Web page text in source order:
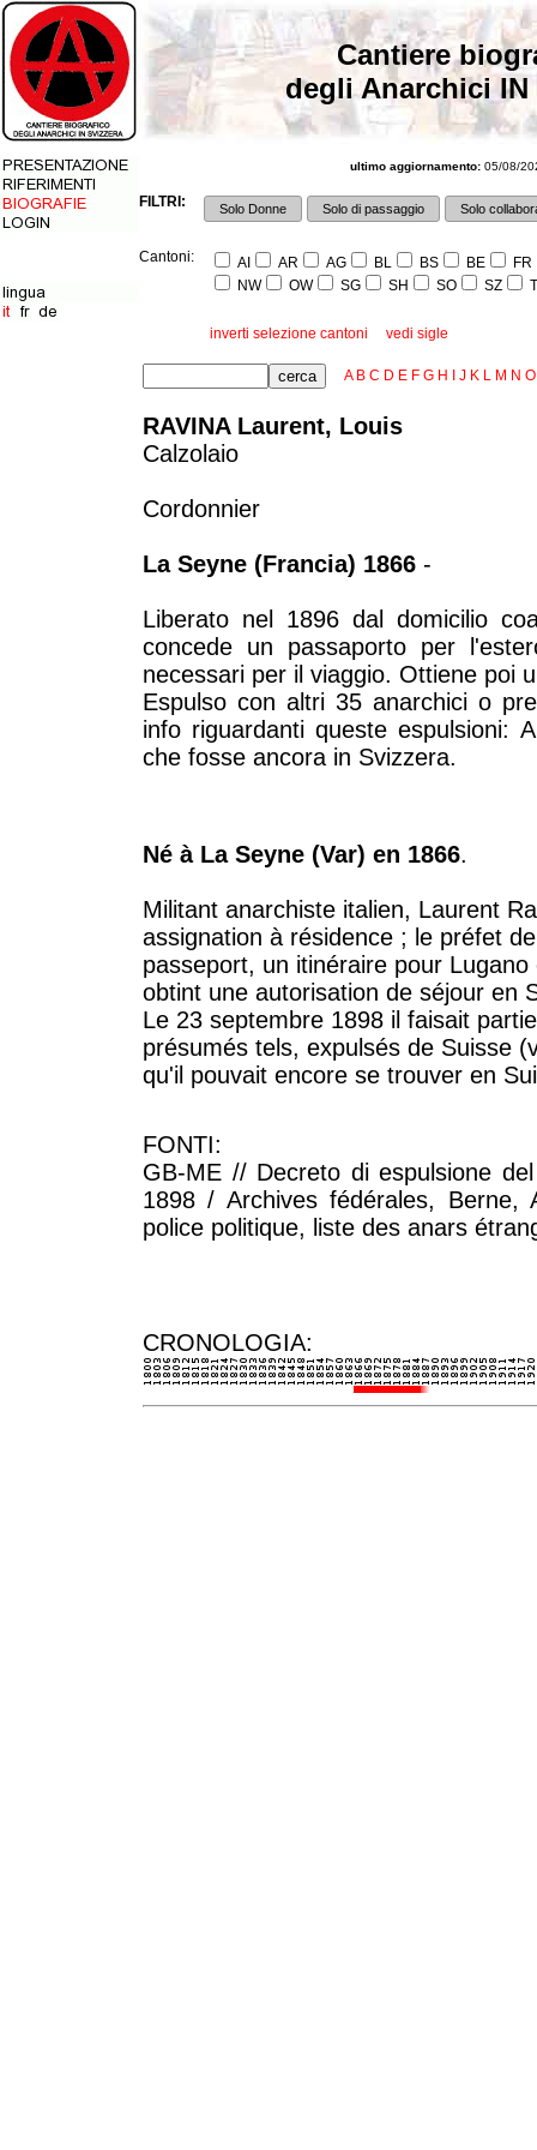
Cantiere
degli Anarchici IN
ultimo aggiornamento: 05/08/
FILTRI: Solo Donne Solo di passaggio Solo
Cantoni: AI AR AG BL BS BE
FR
NW
OW SG SH SO SZ
inverti selezione cantoni vedi sigle
A B C D E F G H J K L M N O
RAVINA Laurent, Louis
Calzolaio
Cordonnier
La Seyne (Francia) 1866 -
Liberato nel 1896 dal domicilio
concede un passaporto per
necessari per il viaggio. Ottiene poi
Espulso con altri 35 anarchici o
info riguardanti queste espulsioni:
che fosse ancora in Svizzera.
Né à La Seyne (Var) en 1866.
Militant anarchiste italien, Laurent
assignation à résidence ; le préfet
passeport, un itinéraire pour
obtint une autorisation de séjour en
Le 23 septembre 1898 il faisait
présumés tels, expulsés de Suisse
qu'il pouvait encore se trouver en
FONTI:
GB-ME // Decreto di espulsione
1898 / Archives fédérales, Berne,
police politique, liste des anars
CRONOLOGIA: